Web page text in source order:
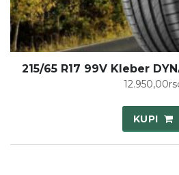
215/65 R17 99V Kleber
12.950,00
KUPI